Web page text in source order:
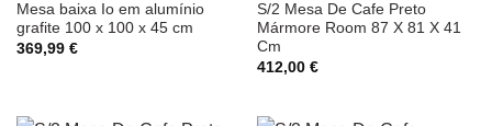
Mesa baixa Io em alumínio
grafite 100 x 100 x 45 cm
369,99 €
S/2 Mesa De Cafe Preto
Mármore Room 87 X 81 X 41
Cm
412,00 €